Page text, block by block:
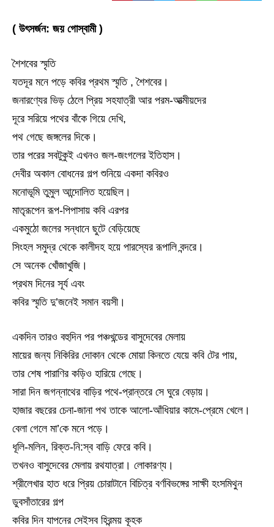
( উৎসর্জন: জয় গোস্বামী )
শৈশবের স্মৃতি
যতদূর মনে পড়ে কবির প্রথম স্মৃতি , শৈশবের।
জনারণ্যের ভিড় ঠেলে প্রিয় সহযাত্রী আর পরম-আত্মীয়দের
দূরে সরিয়ে পথের বাঁকে গিয়ে দেখি,
পথ গেছে জঙ্গলের দিকে।
তার পরের সবটুকুই এখনও জল-জংগলের ইতিহাস।
দেবীর অকাল বোধনের গল্প শুনিয়ে একদা কবিরও
মনোভূমি তুমুল আন্দোলিত হয়েছিল।
মাতৃরূপেন রূপ-পিপাসায় কবি এরপর
একমুঠো জলের সন্ধানে ছুটে বেড়িয়েছে
সিংহল সমুদ্র থেকে কালীদহ হয়ে পারস্যের রূপালি বন্দরে।
সে অনেক খোঁজাখুজি।
প্রথম দিনের সূর্য এবং
কবির স্মৃতি দু’জনেই সমান বয়সী।
একদিন তারও বহুদিন পর পঞ্চখন্ডের বাসুদেবের মেলায়
মায়ের জন্য নিকিরির দোকান থেকে মোয়া কিনতে যেয়ে কবি টের পায়,
তার শেষ পারাণির কড়িও হারিয়ে গেছে।
সারা দিন জগন্নাথের বাড়ির পথে-প্রান্তরে সে ঘুরে বেড়ায়।
হাজার বছরের চেনা-জানা পথ তাকে আলো-আঁধিয়ার কামে-প্রেমে খেলে।
বেলা গেলে মা’কে মনে পড়ে।
ধূলি-মলিন, রিক্ত-নি:স্ব বাড়ি ফেরে কবি।
তখনও বাসুদেবের মেলায় রথযাত্রা। লোকারণ্য।
শ্রীলেখার হাত ধরে প্রিয় চোরাটানে বিচিত্র বর্ণবিভঙ্গের সাক্ষী হংসমিথুন
ডুবসাঁতারের গল্প
কবির দিন যাপনের সেইসব হিরন্ময় কূহক